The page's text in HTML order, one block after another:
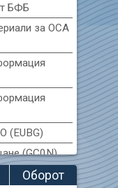
на
БФБ
за ОСА
(EUBG)
(GC0N)
Оборот